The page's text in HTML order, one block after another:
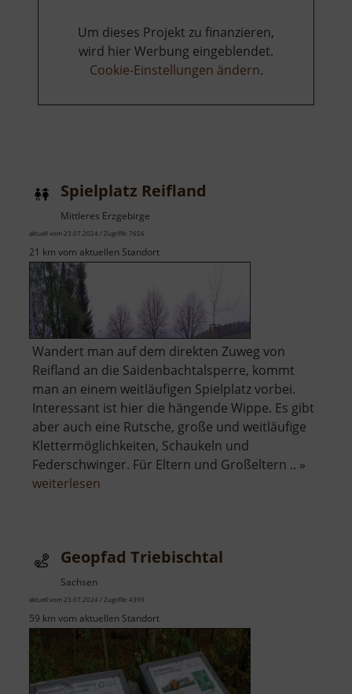
Um dieses Projekt zu finanzieren,
wird hier Werbung eingeblendet.
Cookie-Einstellungen ändern.
Spielplatz Reifland
Mittleres Erzgebirge
aktuell vom 23.07.2024 / Zugriffe: 7656
21 km vom aktuellen Standort
Wandert man auf dem direkten Zuweg von
Reifland an die Saidenbachtalsperre, kommt
man an einem weitläufigen Spielplatz vorbei.
Interessant ist hier die hängende Wippe. Es gibt
aber auch eine Rutsche, große und weitläufige
Klettermöglichkeiten, Schaukeln und
Federschwinger. Für Eltern und Großeltern .. »
weiterlesen
Geopfad Triebischtal
Sachsen
aktuell vom 23.07.2024 / Zugriffe: 4399
59 km vom aktuellen Standort